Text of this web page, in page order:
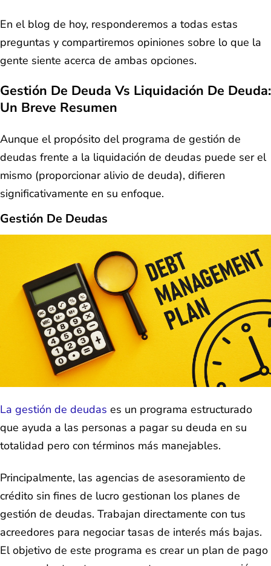
En el blog de hoy, responderemos a todas estas
preguntas y compartiremos opiniones sobre lo que la
gente siente acerca de ambas opciones.
Gestión De Deuda Vs Liquidación De Deuda:
Un Breve Resumen
Aunque el propósito del programa de gestión de
deudas frente a la liquidación de deudas puede ser el
mismo (proporcionar alivio de deuda), difieren
significativamente en su enfoque.
Gestión De Deudas
La gestión de deudas es un programa estructurado
que ayuda a las personas a pagar su deuda en su
totalidad pero con términos más manejables.
Principalmente, las agencias de asesoramiento de
crédito sin fines de lucro gestionan los planes de
gestión de deudas. Trabajan directamente con tus
acreedores para negociar tasas de interés más bajas.
El objetivo de este programa es crear un plan de pago